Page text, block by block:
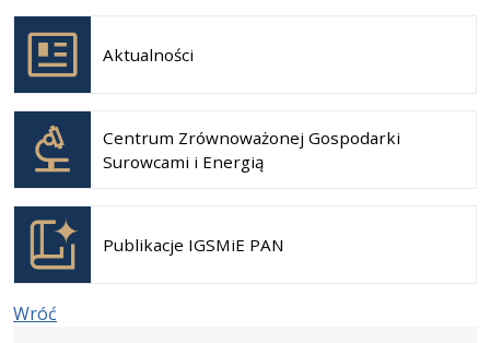
Aktualności
Otwiera
się w
nowej
karcie
Centrum Zrównoważonej Gospodarki
Surowcami i Energią
Otwiera
się w
nowej
karcie
Publikacje IGSMiE PAN
Otwiera
się w
nowej
karcie
Wróć